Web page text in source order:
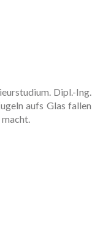
Dipl.-Ing.
aufs Glas fallen